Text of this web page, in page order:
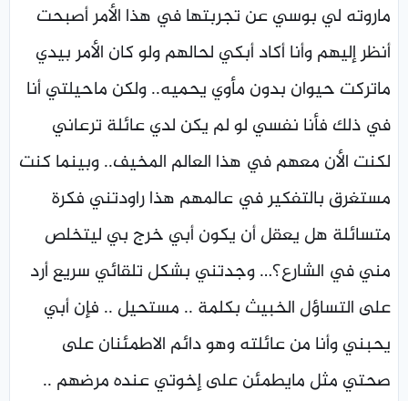
ماروته لي بوسي عن تجربتها في هذا الأمر أصبحت
أنظر إليهم وأنا أكاد أبكي لحالهم ولو كان الأمر بيدي
ماتركت حيوان بدون مأوي يحميه.. ولكن ماحيلتي أنا
في ذلك فأنا نفسي لو لم يكن لدي عائلة ترعاني
لكنت الأن معهم في هذا العالم المخيف.. وبينما كنت
مستغرق بالتفكير في عالمهم هذا راودتني فكرة
متسائلة هل يعقل أن يكون أبي خرج بي ليتخلص
مني في الشارع؟… وجدتني بشكل تلقائي سريع أرد
على التساؤل الخبيث بكلمة .. مستحيل .. فإن أبي
يحبني وأنا من عائلته وهو دائم الاطمئنان على
صحتي مثل مايطمئن على إخوتي عنده مرضهم ..